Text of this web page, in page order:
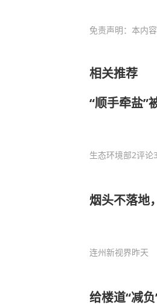
免责声明：本内
相关推荐
“顺手牵盐”
生态环境部2评论
烟头不落地
连州新视界昨天
给楼道“减负